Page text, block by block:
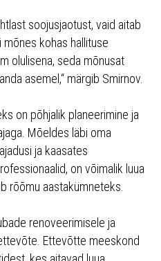
soojusjaotust, vaid aitab
mõnes kohas hallituse
olulisena, seda mõnusat
asemel,“ märgib Smirnov.
on põhjalik planeerimine ja
Mõeldes läbi oma
ja kaasates
on võimalik luua
rõõmu aastakümneteks.
renoveerimisele ja
Ettevõtte meeskond